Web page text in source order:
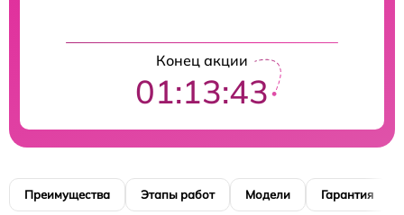
Конец акции
01:13:42
Преимущества Этапы работ Модели Гарантия